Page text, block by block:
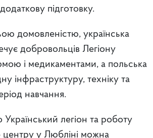
підготовку.
домовленістю, українська
добровольців Легіону
і медикаментами, а польська
інфраструктуру, техніку та
навчання.
легіон та роботу
центру у Любліні можна